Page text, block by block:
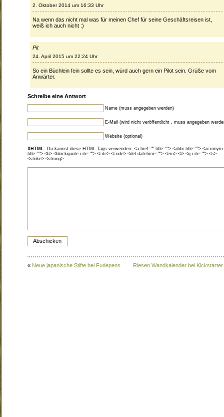
2. Oktober 2014 um 16:33 Uhr
Na wenn das nicht mal was für meinen Chef für seine Geschäftsreisen ist,
weiß ich auch nicht :)
Pit
24. April 2015 um 22:24 Uhr
So ein Büchlein fein sollte es sein, würd auch gern ein Pilot sein. Grüße vom
Anwärter.
Schreibe eine Antwort
Name (muss angegeben werden)
E-Mail (wird nicht veröffentlicht , muss angegeben
Website (optional)
XHTML: Du kannst diese HTML Tags verwenden: <a href="" title=""> <abbr title=""> <acronym
title=""> <b> <blockquote cite=""> <cite> <code> <del datetime=""> <em> <i> <q cite=""> <s>
<strike> <strong>
« Neue japanische Stifte bei Fudepens Riesen Wandkalender bei Kickstarter